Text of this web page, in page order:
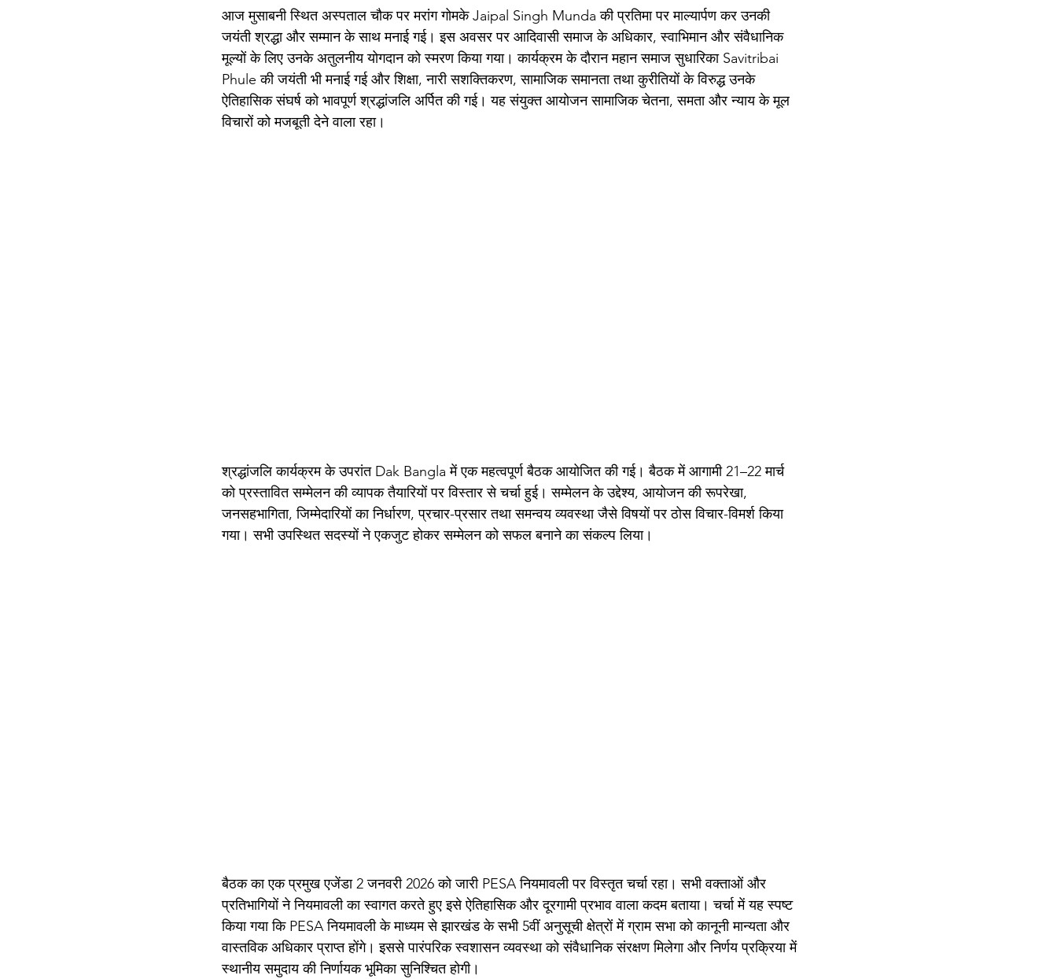
आज मुसाबनी स्थित अस्पताल चौक पर मरांग गोमके Jaipal Singh Munda की प्रतिमा पर माल्यार्पण कर उनकी
जयंती श्रद्धा और सम्मान के साथ मनाई गई। इस अवसर पर आदिवासी समाज के अधिकार, स्वाभिमान और संवैधानिक
मूल्यों के लिए उनके अतुलनीय योगदान को स्मरण किया गया। कार्यक्रम के दौरान महान समाज सुधारिका Savitribai
Phule की जयंती भी मनाई गई और शिक्षा, नारी सशक्तिकरण, सामाजिक समानता तथा कुरीतियों के विरुद्ध उनके
ऐतिहासिक संघर्ष को भावपूर्ण श्रद्धांजलि अर्पित की गई। यह संयुक्त आयोजन सामाजिक चेतना, समता और न्याय के मूल
विचारों को मजबूती देने वाला रहा।
श्रद्धांजलि कार्यक्रम के उपरांत Dak Bangla में एक महत्वपूर्ण बैठक आयोजित की गई। बैठक में आगामी 21–22 मार्च
को प्रस्तावित सम्मेलन की व्यापक तैयारियों पर विस्तार से चर्चा हुई। सम्मेलन के उद्देश्य, आयोजन की रूपरेखा,
जनसहभागिता, जिम्मेदारियों का निर्धारण, प्रचार-प्रसार तथा समन्वय व्यवस्था जैसे विषयों पर ठोस विचार-विमर्श किया
गया। सभी उपस्थित सदस्यों ने एकजुट होकर सम्मेलन को सफल बनाने का संकल्प लिया।
बैठक का एक प्रमुख एजेंडा 2 जनवरी 2026 को जारी PESA नियमावली पर विस्तृत चर्चा रहा। सभी वक्ताओं और
प्रतिभागियों ने नियमावली का स्वागत करते हुए इसे ऐतिहासिक और दूरगामी प्रभाव वाला कदम बताया। चर्चा में यह स्पष्ट
किया गया कि PESA नियमावली के माध्यम से झारखंड के सभी 5वीं अनुसूची क्षेत्रों में ग्राम सभा को कानूनी मान्यता और
वास्तविक अधिकार प्राप्त होंगे। इससे पारंपरिक स्वशासन व्यवस्था को संवैधानिक संरक्षण मिलेगा और निर्णय प्रक्रिया में
स्थानीय समुदाय की निर्णायक भूमिका सुनिश्चित होगी।